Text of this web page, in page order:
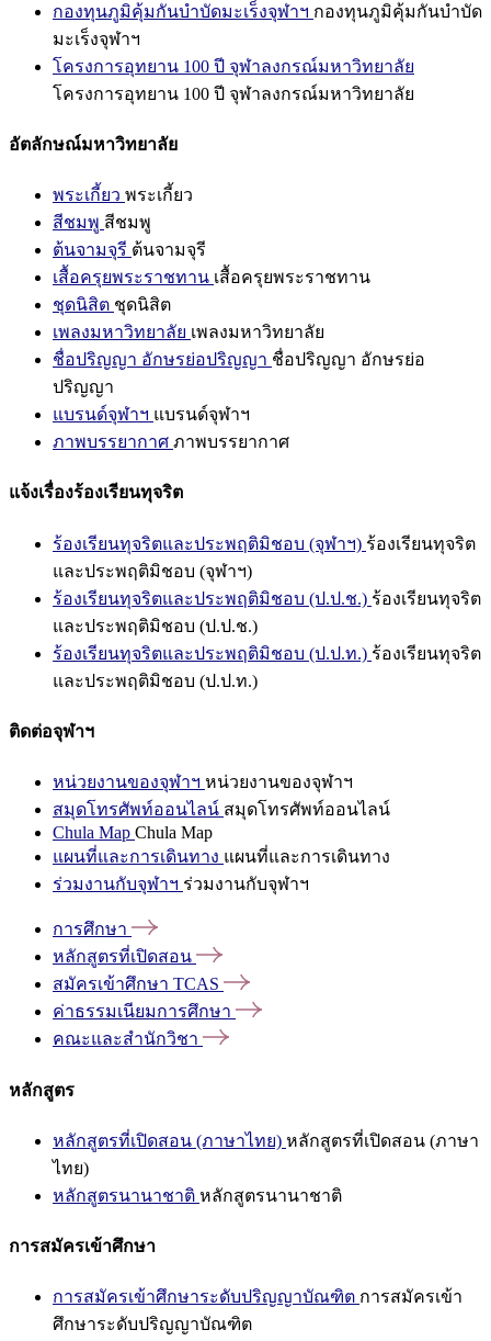
กองทุนภูมิคุ้มกันบำบัดมะเร็งจุฬาฯ กองทุนภูมิคุ้มกันบำบัด
มะเร็งจุฬาฯ
โครงการอุทยาน 100 ปี จุฬาลงกรณ์มหาวิทยาลัย
โครงการอุทยาน 100 ปี จุฬาลงกรณ์มหาวิทยาลัย
อัตลักษณ์มหาวิทยาลัย
พระเกี้ยว พระเกี้ยว
สีชมพู สีชมพู
ต้นจามจุรี ต้นจามจุรี
เสื้อครุยพระราชทาน เสื้อครุยพระราชทาน
ชุดนิสิต ชุดนิสิต
เพลงมหาวิทยาลัย เพลงมหาวิทยาลัย
ชื่อปริญญา อักษรย่อปริญญา ชื่อปริญญา อักษรย่อ
ปริญญา
แบรนด์จุฬาฯ แบรนด์จุฬาฯ
ภาพบรรยากาศ ภาพบรรยากาศ
แจ้งเรื่องร้องเรียนทุจริต
ร้องเรียนทุจริตและประพฤติมิชอบ (จุฬาฯ) ร้องเรียนทุจริต
และประพฤติมิชอบ (จุฬาฯ)
ร้องเรียนทุจริตและประพฤติมิชอบ (ป.ป.ช.) ร้องเรียนทุจริต
และประพฤติมิชอบ (ป.ป.ช.)
ร้องเรียนทุจริตและประพฤติมิชอบ (ป.ป.ท.) ร้องเรียนทุจริต
และประพฤติมิชอบ (ป.ป.ท.)
ติดต่อจุฬาฯ
หน่วยงานของจุฬาฯ หน่วยงานของจุฬาฯ
สมุดโทรศัพท์ออนไลน์ สมุดโทรศัพท์ออนไลน์
Chula Map Chula Map
แผนที่และการเดินทาง แผนที่และการเดินทาง
ร่วมงานกับจุฬาฯ ร่วมงานกับจุฬาฯ
การศึกษา
หลักสูตรที่เปิดสอน
สมัครเข้าศึกษา TCAS
ค่าธรรมเนียมการศึกษา
คณะและสำนักวิชา
หลักสูตร
หลักสูตรที่เปิดสอน (ภาษาไทย) หลักสูตรที่เปิดสอน (ภาษา
ไทย)
หลักสูตรนานาชาติ หลักสูตรนานาชาติ
การสมัครเข้าศึกษา
การสมัครเข้าศึกษาระดับปริญญาบัณฑิต การสมัครเข้า
ศึกษาระดับปริญญาบัณฑิต